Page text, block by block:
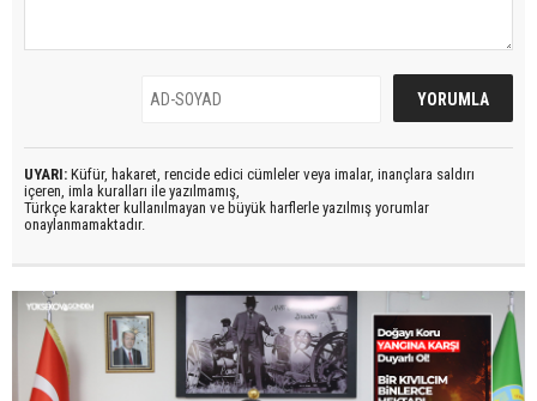
UYARI: Küfür, hakaret, rencide edici cümleler veya imalar, inançlara saldırı
içeren, imla kuralları ile yazılmamış,
Türkçe karakter kullanılmayan ve büyük harflerle yazılmış yorumlar
onaylanmamaktadır.